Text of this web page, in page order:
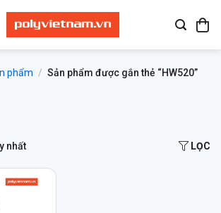
phẩm / Sản phẩm được gắn thẻ “HW520”
nhất LỌC